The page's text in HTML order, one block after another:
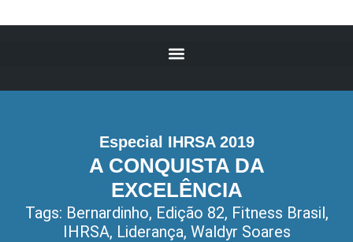
Especial IHRSA 2019
A CONQUISTA DA
EXCELÊNCIA
Tags: Bernardinho, Edição 82, Fitness Brasil,
IHRSA, Liderança, Waldyr Soares